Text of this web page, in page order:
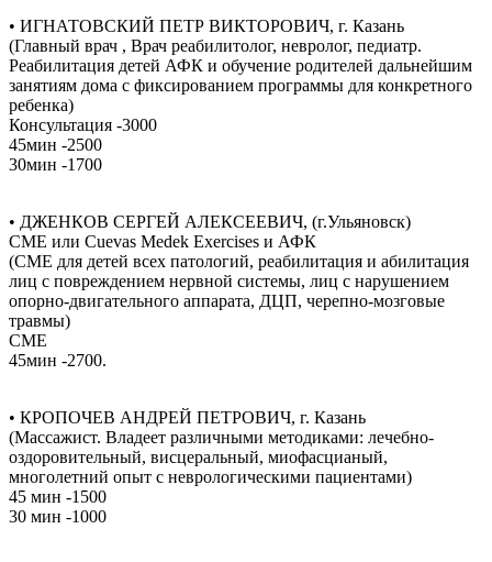
• ИГНАТОВСКИЙ ПЕТР ВИКТОРОВИЧ, г. Казань
(Главный врач , Врач реабилитолог, невролог, педиатр.
Реабилитация детей АФК и обучение родителей дальнейшим
занятиям дома с фиксированием программы для конкретного
ребенка)
Консультация -3000
45мин -2500
30мин -1700
• ДЖЕНКОВ СЕРГЕЙ АЛЕКСЕЕВИЧ, (г.Ульяновск)
СМЕ или Cuevas Medek Exercises и АФК
(СМЕ для детей всех патологий, реабилитация и абилитация
лиц с повреждением нервной системы, лиц с нарушением
опорно-двигательного аппарата, ДЦП, черепно-мозговые
травмы)
СМЕ
45мин -2700.
• КРОПОЧЕВ АНДРЕЙ ПЕТРОВИЧ, г. Казань
(Массажист. Владеет различными методиками: лечебно-
оздоровительный, висцеральный, миофасцианый,
многолетний опыт с неврологическими пациентами)
45 мин -1500
30 мин -1000